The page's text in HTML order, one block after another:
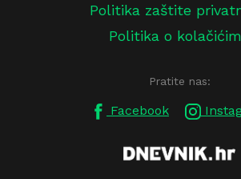
Politika zaštite
Politika o
Pratite nas:
Facebook